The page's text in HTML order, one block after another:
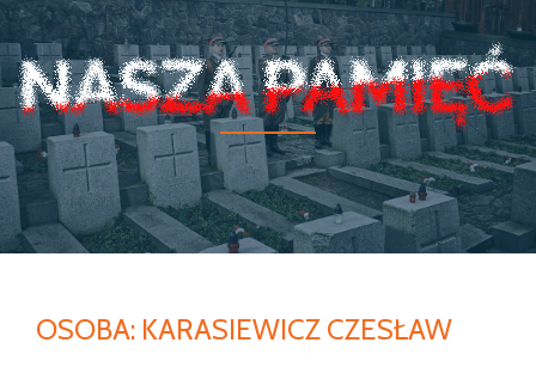
OSOBA: KARASIEWICZ CZESŁAW